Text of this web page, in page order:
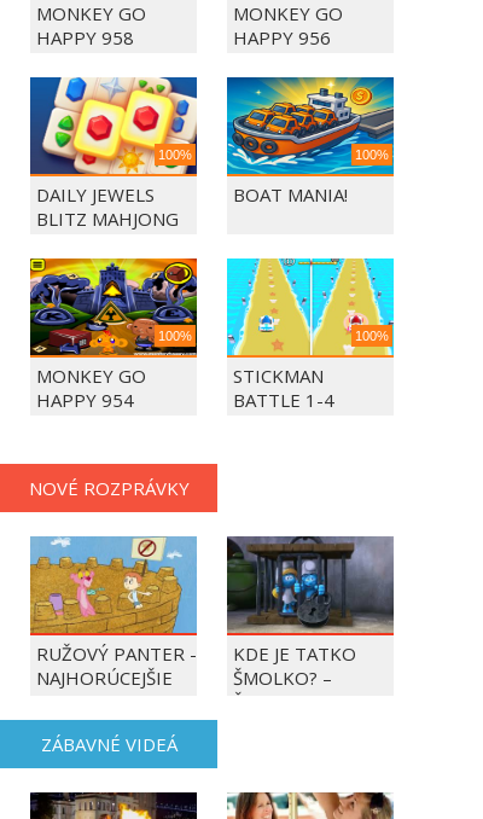
MONKEY GO
HAPPY 958
MONKEY GO
HAPPY 956
100%
DAILY JEWELS
BLITZ MAHJONG
100%
BOAT MANIA!
100%
MONKEY GO
HAPPY 954
100%
STICKMAN
BATTLE 1-4
NOVÉ ROZPRÁVKY
RUŽOVÝ PANTER -
NAJHORÚCEJŠIE
KDE JE TATKO
ŠMOLKO? –
ŠMOLKOVIA
ZÁBAVNÉ VIDEÁ